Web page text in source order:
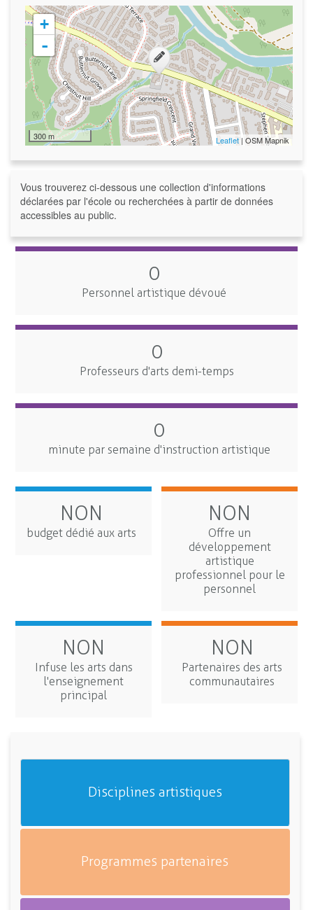
+
-
300 m Leaflet | OSM Mapnik
Vous trouverez ci-dessous une collection d'informations
déclarées par l'école ou recherchées à partir de données
accessibles au public.
0
Personnel artistique dévoué
0
Professeurs d'arts demi-temps
0
minute par semaine d'instruction artistique
NON
budget dédié aux arts
NON
Offre un
développement
artistique
professionnel pour le
personnel
NON
Infuse les arts dans
l'enseignement
principal
NON
Partenaires des arts
communautaires
Disciplines artistiques
Programmes partenaires